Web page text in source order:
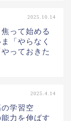
2025.10.14
って始める
「やらなく
っておきた
2025.4.14
学習空
力を伸ばす